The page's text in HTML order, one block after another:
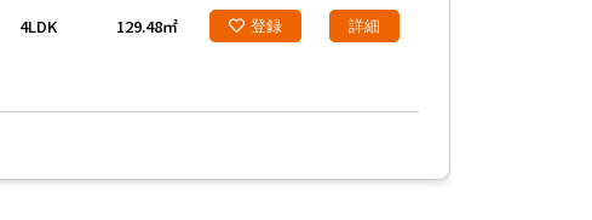
4LDK 129.48㎡ 登録 詳細